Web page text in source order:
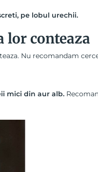
pe lobul urechii.
lor conteaza
Nu recomandam
mici din aur alb.